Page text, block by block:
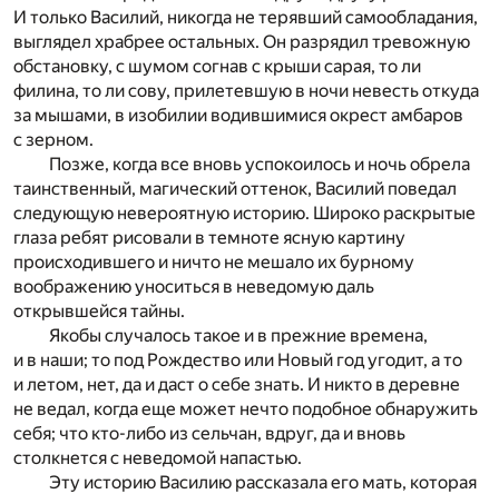
И только Василий, никогда не терявший самообладания,
выглядел храбрее остальных. Он разрядил тревожную
обстановку, с шумом согнав с крыши сарая, то ли
филина, то ли сову, прилетевшую в ночи невесть откуда
за мышами, в изобилии водившимися окрест амбаров
с зерном.
Позже, когда все вновь успокоилось и ночь обрела
таинственный, магический оттенок, Василий поведал
следующую невероятную историю. Широко раскрытые
глаза ребят рисовали в темноте ясную картину
происходившего и ничто не мешало их бурному
воображению уноситься в неведомую даль
открывшейся тайны.
Якобы случалось такое и в прежние времена,
и в наши; то под Рождество или Новый год угодит, а то
и летом, нет, да и даст о себе знать. И никто в деревне
не ведал, когда еще может нечто подобное обнаружить
себя; что кто-либо из сельчан, вдруг, да и вновь
столкнется с неведомой напастью.
Эту историю Василию рассказала его мать, которая